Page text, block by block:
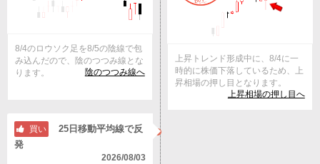
8/4のロウソク足を8/5の陰線で包
み込んだので、陰のつつみ線とな
ります。
陰のつつみ線へ
上昇トレンド形成中に、8/4に一
時的に株価下落しているため、上
昇相場の押し目となります。
上昇相場の押し目へ
買い
25日移動平均線で反
発
2026/08/03